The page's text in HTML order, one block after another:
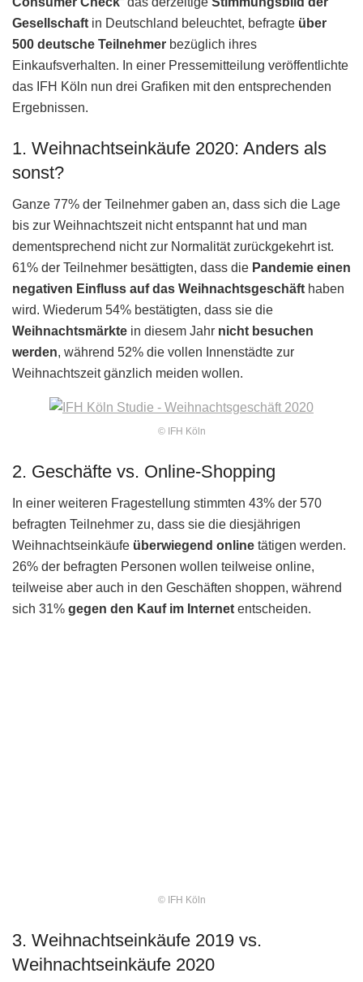
Gesellschaft in Deutschland beleuchtet, befragte über
500 deutsche Teilnehmer bezüglich ihres
Einkaufsverhalten. In einer Pressemitteilung veröffentlichte
das IFH Köln nun drei Grafiken mit den entsprechenden
Ergebnissen.
1. Weihnachtseinkäufe 2020: Anders als
sonst?
Ganze 77% der Teilnehmer gaben an, dass sich die Lage
bis zur Weihnachtszeit nicht entspannt hat und man
dementsprechend nicht zur Normalität zurückgekehrt ist.
61% der Teilnehmer besättigten, dass die Pandemie einen
negativen Einfluss auf das Weihnachtsgeschäft haben
wird. Wiederum 54% bestätigten, dass sie die
Weihnachtsmärkte in diesem Jahr nicht besuchen
werden, während 52% die vollen Innenstädte zur
Weihnachtszeit gänzlich meiden wollen.
© IFH Köln
2. Geschäfte vs. Online-Shopping
In einer weiteren Fragestellung stimmten 43% der 570
befragten Teilnehmer zu, dass sie die diesjährigen
Weihnachtseinkäufe überwiegend online tätigen werden.
26% der befragten Personen wollen teilweise online,
teilweise aber auch in den Geschäften shoppen, während
sich 31% gegen den Kauf im Internet entscheiden.
© IFH Köln
3. Weihnachtseinkäufe 2019 vs.
Weihnachtseinkäufe 2020